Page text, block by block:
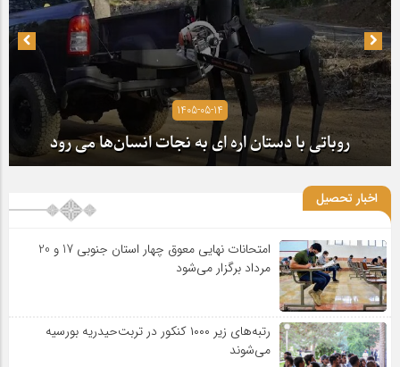
1405-05-14
روباتی با دستان اره ای به نجات انسان‌ها می رود
اخبار تحصیل
امتحانات نهایی معوق چهار استان جنوبی 17 و 20
مرداد برگزار می‌شود
رتبه‌های زیر ۱۰۰۰ کنکور در تربت‌حیدریه بورسیه
می‌شوند